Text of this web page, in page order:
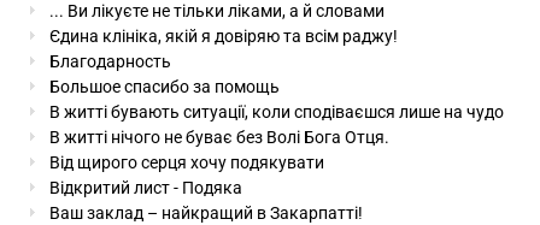
... Ви лікуєте не тільки ліками, а й словами
Єдина клініка, якій я довіряю та всім раджу!
Благодарность
Большое спасибо за помощь
В житті бувають ситуації, коли сподіваєшся лише на чудо
В житті нічого не буває без Волі Бога Отця.
Від щирого серця хочу подякувати
Відкритий лист - Подяка
Ваш заклад – найкращий в Закарпатті!